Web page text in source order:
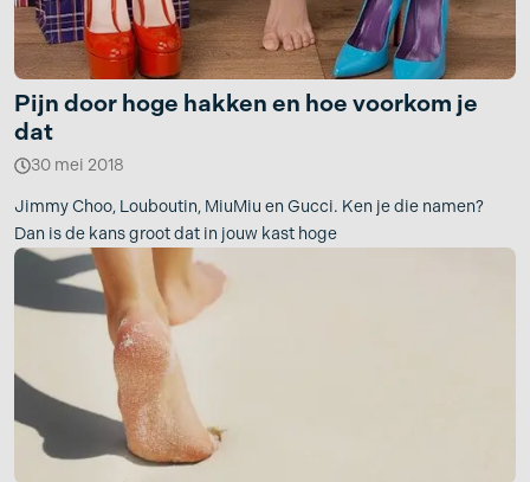
Pijn door hoge hakken en hoe voorkom je
dat
30 mei 2018
Jimmy Choo, Louboutin, MiuMiu en Gucci. Ken je die namen?
Dan is de kans groot dat in jouw kast hoge